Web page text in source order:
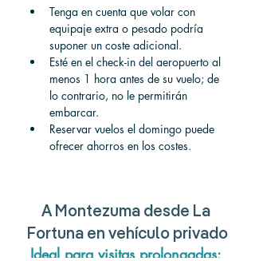
Tenga en cuenta que volar con
equipaje extra o pesado podría
suponer un coste adicional.
Esté en el check-in del aeropuerto al
menos 1 hora antes de su vuelo; de
lo contrario, no le permitirán
embarcar.
Reservar vuelos el domingo puede
ofrecer ahorros en los costes.
A Montezuma desde La
Fortuna en vehículo privado
Ideal para visitas prolongadas: